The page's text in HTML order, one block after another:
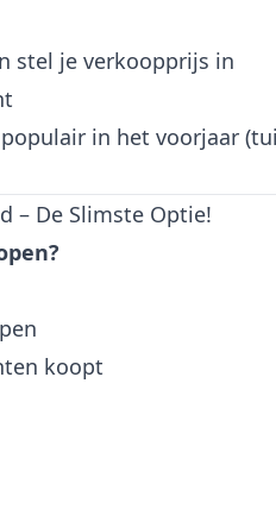
stel je verkoopprijs in
in het voorjaar
– De Slimste Optie!
koopt